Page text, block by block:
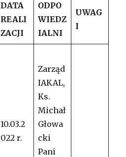
DATA
REALI
ZACJI
ODPO
WIEDZ
IALNI
UWAG
I
10.03.2
022 r.
Zarząd
IAKAL,
Ks.
Michał
Głowa
cki
Pani